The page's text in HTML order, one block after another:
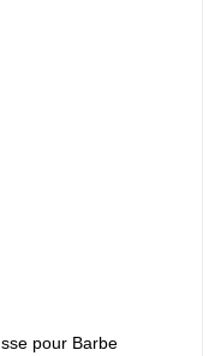
pour Barbe